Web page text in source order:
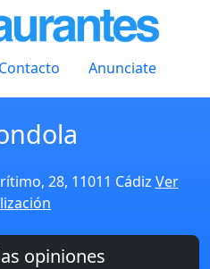
Contacto Anunciate
28, 11011 Cádiz Ver
opiniones